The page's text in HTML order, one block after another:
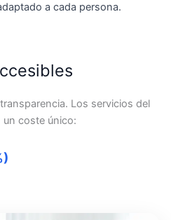
a cada persona.
Los servicios del
un coste único: